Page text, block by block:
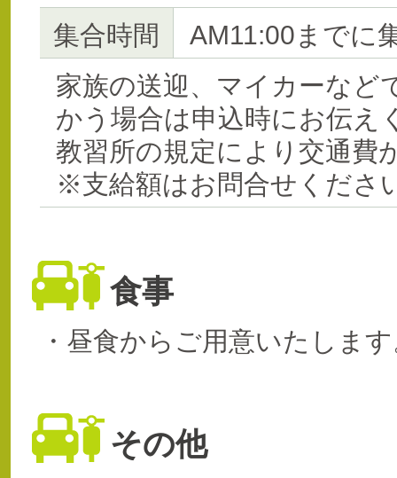
集合時間
AM11:00までに
家族の送迎、マイカーなど
かう場合は申込時にお伝え
教習所の規定により交通費
※支給額はお問合せくださ
食事
・昼食からご用意いたしま
その他